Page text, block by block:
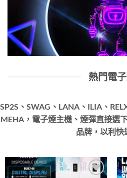
熱門電
SP2S、SWAG、LANA、ILIA、
MEHA，電子煙主機、煙彈直接選
品牌，以利快